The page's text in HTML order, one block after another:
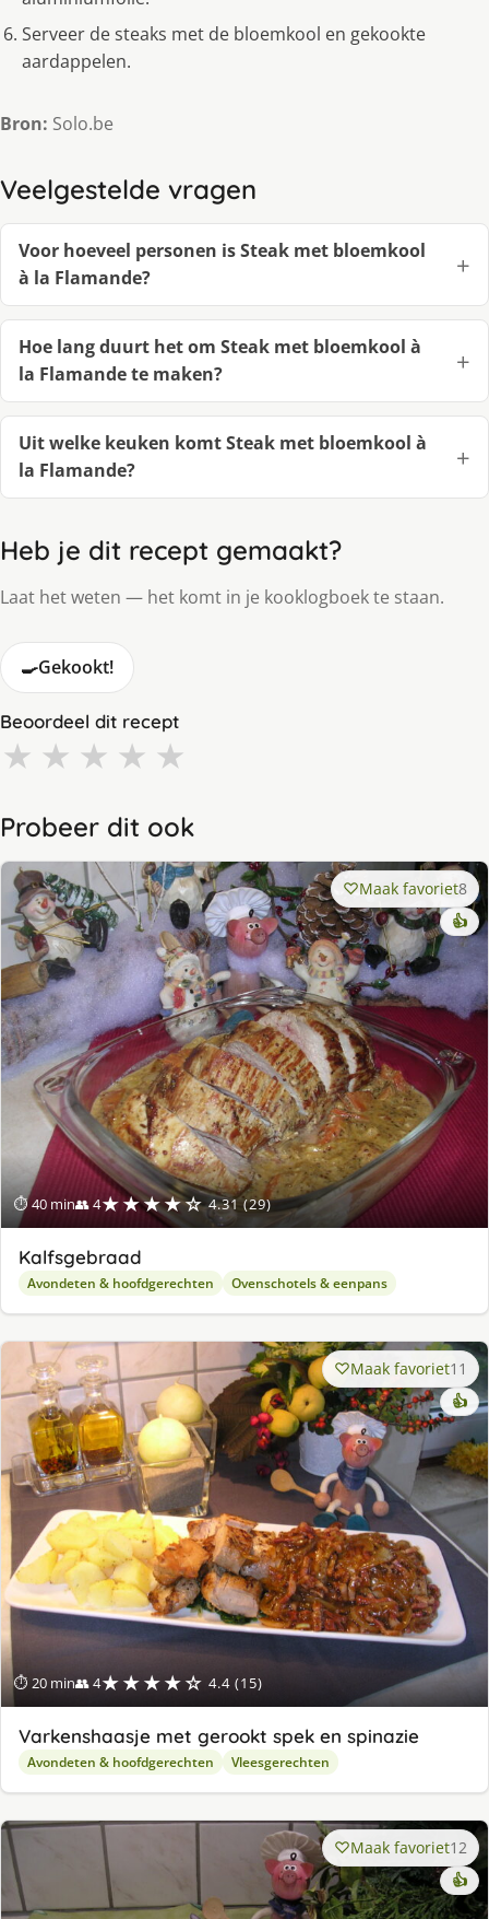
Serveer de steaks met de bloemkool en gekookte
aardappelen.
Bron: Solo.be
Veelgestelde vragen
Voor hoeveel personen is Steak met bloemkool
à la Flamande?
Hoe lang duurt het om Steak met bloemkool à
la Flamande te maken?
Uit welke keuken komt Steak met bloemkool à
la Flamande?
Heb je dit recept gemaakt?
Laat het weten — het komt in je kooklogboek te staan.
🍳Gekookt!
Beoordeel dit recept
★ ★ ★ ★ ★
Probeer dit ook
⏱ 40 min👥 4★★★★☆ 4.31 (29)
Maak favoriet8
👍
Kalfsgebraad
Avondeten & hoofdgerechten Ovenschotels & eenpans
⏱ 20 min👥 4★★★★☆ 4.4 (15)
Maak favoriet11
👍
Varkenshaasje met gerookt spek en spinazie
Avondeten & hoofdgerechten Vleesgerechten
Maak favoriet12
👍